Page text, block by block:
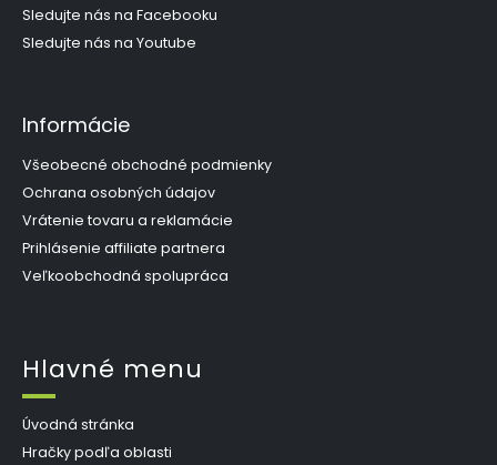
Sledujte nás na Facebooku
Sledujte nás na Youtube
Informácie
Všeobecné obchodné podmienky
Ochrana osobných údajov
Vrátenie tovaru a reklamácie
Prihlásenie affiliate partnera
Veľkoobchodná spolupráca
Hlavné menu
Úvodná stránka
Hračky podľa oblasti